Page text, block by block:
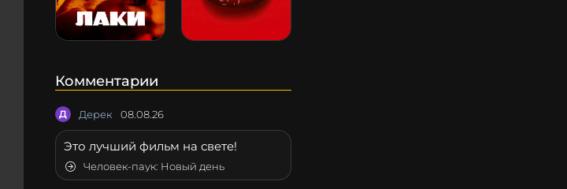
Комментарии
Д Дерек 08.08.26
Это лучший фильм на свете!
Человек-паук: Новый день